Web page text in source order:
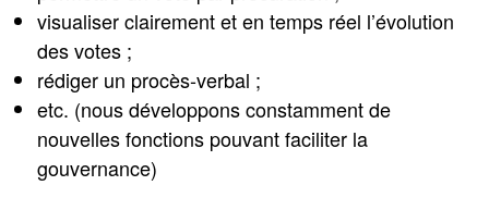
visualiser clairement et en temps réel l’évolution
des votes ;
rédiger un procès-verbal ;
etc. (nous développons constamment de
nouvelles fonctions pouvant faciliter la
gouvernance)